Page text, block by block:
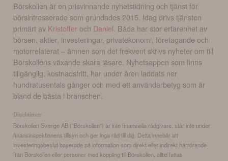
Börskollen är en prisvinnande nyhetstidning och tjänst för
börsintresserade som grundades 2015. Idag drivs tjänsten
primärt av Kristoffer och Daniel . Båda har stor erfarenhet av
börsen, aktier, investeringar, privatekonomi, företagande och
motorrelaterat – ämnen som det frekvent skrivs nyheter om till
Börskollens växande skara läsare. Nyhetsappen som finns
tillgänglig, kostnadsfritt, har under åren laddats ner
hundratusentals gånger och med ett användarbetyg som är
bland de bästa i branschen.
Disclaimer
Börskollen Sverige AB ("Börskollen") är inte finansiella rådgivare, står inte under
finansinspektionens tillsyn och ger inga råd till dig. Detta innebär att
investeringsbeslut baserade på information som direkt eller indirekt härrörande
från Börskollen eller personer med koppling till Börskollen, alltid fattas